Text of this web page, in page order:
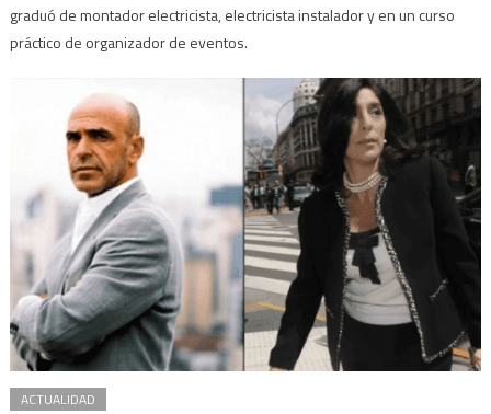
graduó de montador electricista, electricista instalador y en un curso
práctico de organizador de eventos.
ACTUALIDAD